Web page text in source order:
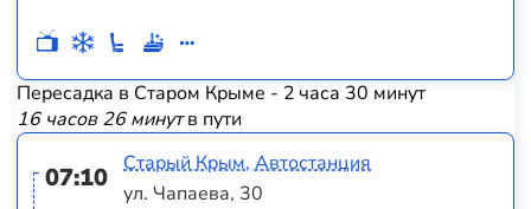
Пересадка в Старом Крыме - 2 часа 30 минут
16 часов 26 минутв пути
07:10
Старый Крым, Автостанция
ул. Чапаева, 30